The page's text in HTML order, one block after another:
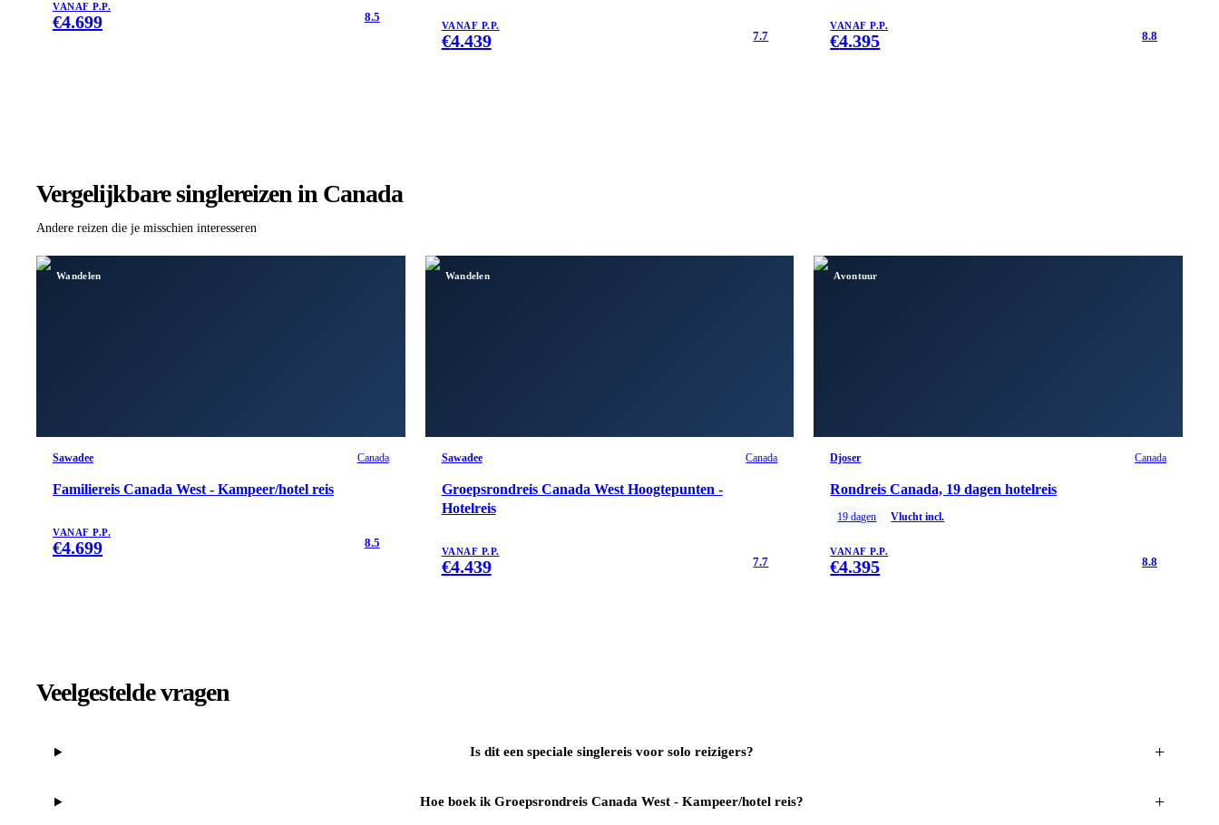
VANAF P.P.
€4.699 8.5
VANAF P.P.
€4.439 7.7
VANAF P.P.
€4.395 8.8
Vergelijkbare singlereizen in Canada
Andere reizen die je misschien interesseren
Wandelen
Sawadee Canada
Familiereis Canada West - Kampeer/hotel reis
VANAF P.P.
€4.699 8.5
Wandelen
Sawadee Canada
Groepsrondreis Canada West Hoogtepunten -
Hotelreis
VANAF P.P.
€4.439 7.7
Avontuur
Djoser Canada
Rondreis Canada, 19 dagen hotelreis
19 dagen Vlucht incl.
VANAF P.P.
€4.395 8.8
Veelgestelde vragen
Is dit een speciale singlereis voor solo reizigers? +
Hoe boek ik Groepsrondreis Canada West - Kampeer/hotel reis? +